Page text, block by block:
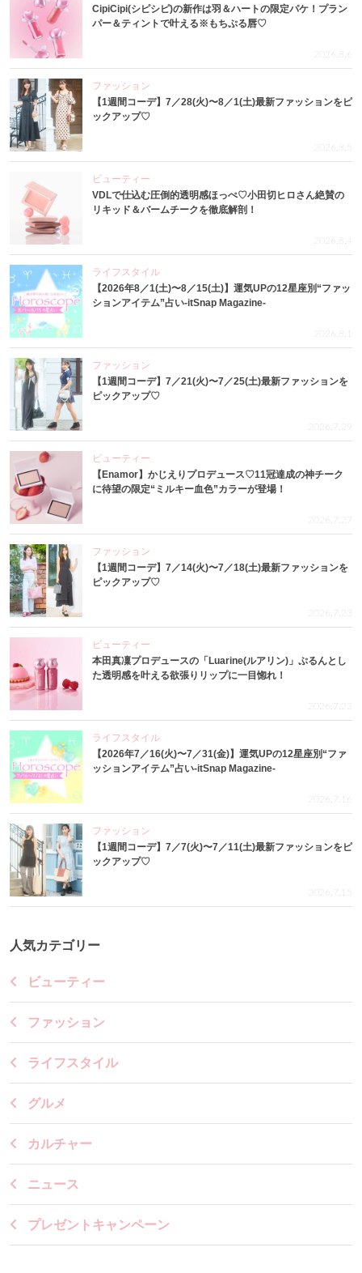
CipiCipi(シピシピ)の新作は羽＆ハートの限定パケ！プラン
パー＆ティントで叶える※もちぷる唇♡
2026.8.6
ファッション
【1週間コーデ】7／28(火)〜8／1(土)最新ファッションをピ
ックアップ♡
2026.8.5
ビューティー
VDLで仕込む圧倒的透明感ほっぺ♡小田切ヒロさん絶賛の
リキッド＆バームチークを徹底解剖！
2026.8.4
ライフスタイル
【2026年8／1(土)〜8／15(土)】運気UPの12星座別“ファッ
ションアイテム”占い-itSnap Magazine-
2026.8.1
ファッション
【1週間コーデ】7／21(火)〜7／25(土)最新ファッションを
ピックアップ♡
2026.7.29
ビューティー
【Enamor】かじえりプロデュース♡11冠達成の神チーク
に待望の限定“ミルキー血色”カラーが登場！
2026.7.27
ファッション
【1週間コーデ】7／14(火)〜7／18(土)最新ファッションを
ピックアップ♡
2026.7.23
ビューティー
本田真凜プロデュースの「Luarine(ルアリン)」ぷるんとし
た透明感を叶える欲張りリップに一目惚れ！
2026.7.22
ライフスタイル
【2026年7／16(火)〜7／31(金)】運気UPの12星座別“ファ
ッションアイテム”占い-itSnap Magazine-
2026.7.16
ファッション
【1週間コーデ】7／7(火)〜7／11(土)最新ファッションをピ
ックアップ♡
2026.7.15
人気カテゴリー
ビューティー
ファッション
ライフスタイル
グルメ
カルチャー
ニュース
プレゼントキャンペーン